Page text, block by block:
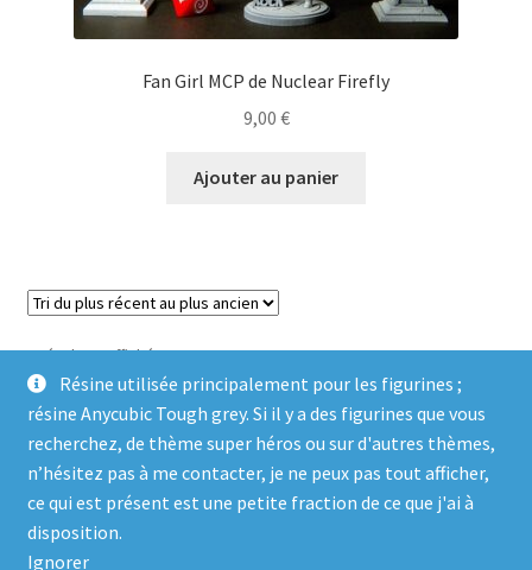
Résine utilisée principalement pour les figurines ;
résine Anycubic Tough grey. Si il y a des figurines que vous
recherchez, de thème super héros ou sur d'autres thèmes,
n’hésitez pas à me contacter, je ne peux pas tout afficher,
ce qui est présent est une petite fraction de ce que j'ai à
disposition.
Ignorer
Fan Girl MCP de Nuclear Firefly
9,00 €
Ajouter au panier
5 résultats affichésTrié
du
plus
récent
plus
ancien
© Genosha Impact 2026
Built with WooCommerce